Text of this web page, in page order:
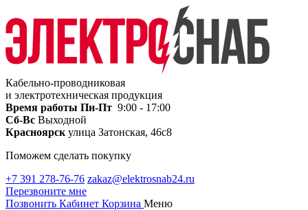
Кабельно-проводниковая
и электротехническая продукция
Время работы Пн-Пт 9:00 - 17:00
Сб-Вс Выходной
Красноярск улица Затонская, 46с8
Поможем сделать покупку
+7 391 278-76-76 zakaz@elektrosnab24.ru
Перезвоните мне
Позвонить Кабинет Корзина Меню